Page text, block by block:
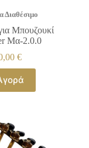
Διαθέσιμο
Μπουζουκί
Μα-2.0.0
€